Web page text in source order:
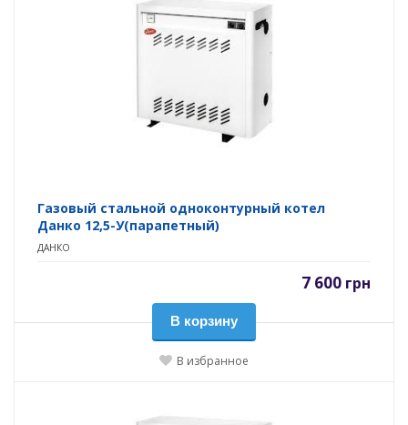
Газовый стальной одноконтурный котел
Данко 12,5-У(парапетный)
ДАНКО
7 600 грн
В корзину
В избранное